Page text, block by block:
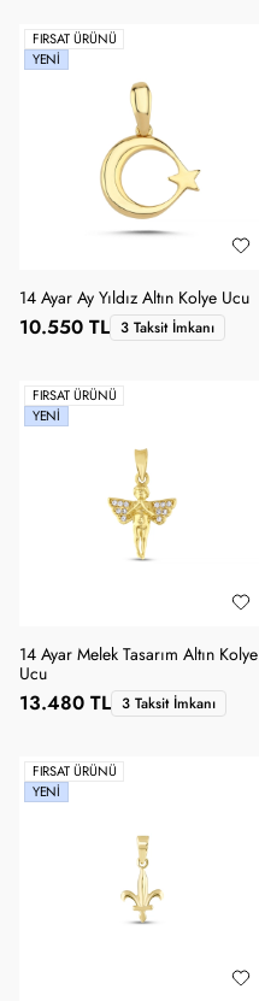
FIRSAT ÜRÜNÜ
YENI
14 Ayar Ay Yıldız Altın Kolye Ucu
10.550 TL 3 Taksit İmkanı
FIRSAT ÜRÜNÜ
YENI
14 Ayar Melek Tasarım Altın Kolye
Ucu
13.480 TL 3 Taksit İmkanı
FIRSAT ÜRÜNÜ
YENI